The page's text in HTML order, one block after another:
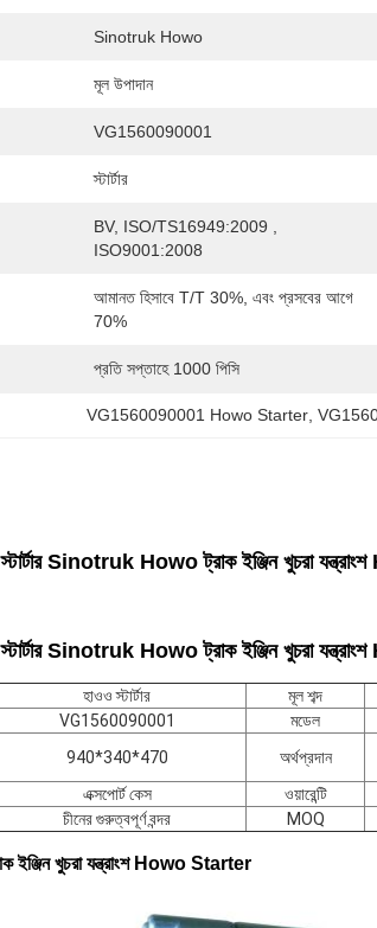
Sinotruk Howo
মূল উপাদান
VG1560090001
স্টার্টার
BV, ISO/TS16949:2009 ,
ISO9001:2008
আমানত হিসাবে T/T 30%, এবং প্রসবের আগে
70%
প্রতি সপ্তাহে 1000 পিসি
VG1560090001 Howo Starter ,
Sinotruk Howo ট্রাক ইঞ্জিন খুচরা
Sinotruk Howo ট্রাক ইঞ্জিন খুচরা
হাওও স্টার্টার মূল শব্দ
VG1560090001 মডেল
940*340*470 অর্থপ্রদান
এক্সপোর্ট কেস ওয়ারেন্টি
চীনের গুরুত্বপূর্ণ বন্দর MOQ
খুচরা যন্ত্রাংশ Howo Starter